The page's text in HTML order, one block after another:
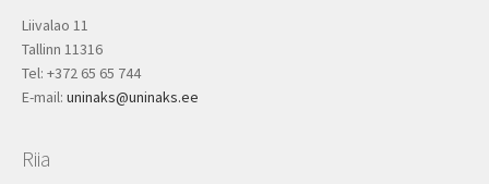
Liivalao 11
Tallinn 11316
Tel: +372 65 65 744
E-mail: uninaks@uninaks.ee
Riia